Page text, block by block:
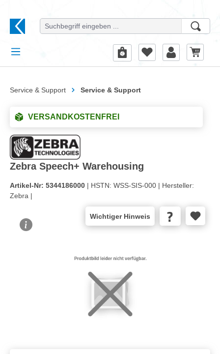
Service & Support Service & Support
VERSANDKOSTENFREI
Zebra Speech+ Warehousing
Artikel-Nr: 5344186000 | HSTN: WSS-SIS-000 | Hersteller:
Zebra |
Wichtiger Hinweis